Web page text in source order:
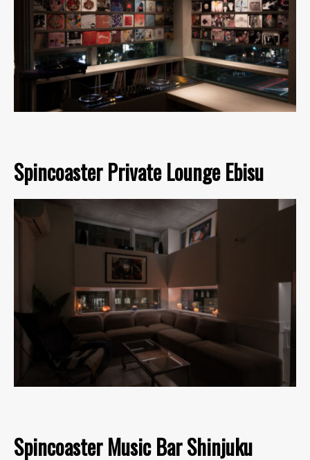
Spincoaster Private Lounge Ebisu
Spincoaster Music Bar Shinjuku